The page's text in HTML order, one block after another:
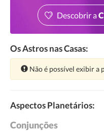
Descobrir a
Os Astros nas Casas:
Atenção:
Não é possível exibir a
Aspectos Planetários:
Conjunções